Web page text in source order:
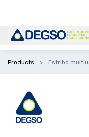
Products Estribo